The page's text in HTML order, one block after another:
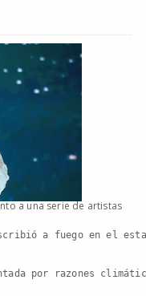
a una serie de artistas
a fuego en el
por razones